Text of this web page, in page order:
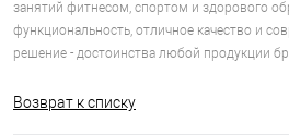
занятий фитнесом, спортом и здорового
функциональность, отличное качество и
решение - достоинства любой продукции
Возврат к списку